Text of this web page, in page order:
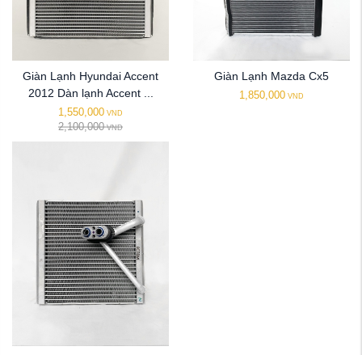
Giàn Lạnh Hyundai Accent
2012 Dàn lạnh Accent ...
1,550,000 VND
2,100,000 VND
Giàn Lạnh Mazda Cx5
1,850,000 VND